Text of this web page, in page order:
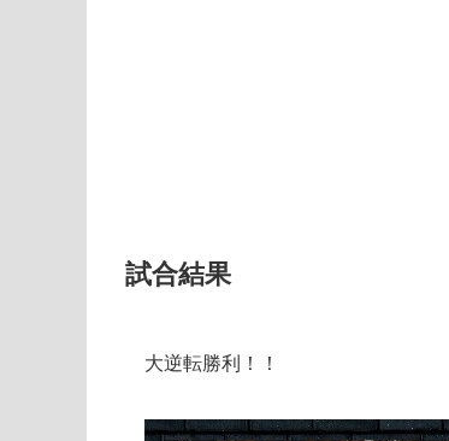
試合結果
大逆転勝利！！